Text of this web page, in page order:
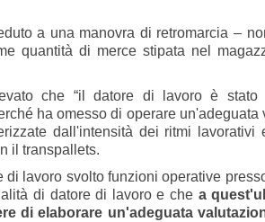
a una manovra di retromarcia –
quantità di merce stipata nel
che “il datore di lavoro è stato
ha omesso di operare un'adeguata
dall'intensità dei ritmi lavorativi
il transpallets.
di lavoro svolto funzioni operative
di datore di lavoro e che a
di elaborare un'adeguata